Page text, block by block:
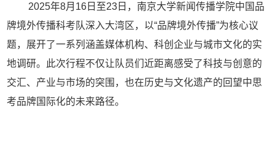
2025年8月16日至23日，南京大学新闻传播学院中国品
牌境外传播科考队深入大湾区，以“品牌境外传播”为核心议
题，展开了一系列涵盖媒体机构、科创企业与城市文化的实
地调研。此次行程不仅让队员们近距离感受了科技与创意的
交汇、产业与市场的突围，也在历史与文化遗产的回望中思
考品牌国际化的未来路径。